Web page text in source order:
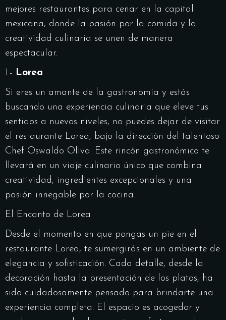
mejores restaurantes para cenar en la capital
mexicana, donde la pasión por la comida y la
creatividad culinaria se unen de manera
espectacular.
1.- Lorea
Si eres un amante de la gastronomía y estás
buscando una experiencia culinaria que eleve tus
sentidos a nuevos niveles, no puedes dejar de visitar
el restaurante Lorea, bajo la dirección del talentoso
Chef Oswaldo Oliva. Este rincón gastronómico te
llevará en un viaje culinario único que combina
creatividad, ingredientes excepcionales y una
pasión innegable por la cocina.
El Encanto de Lorea
Desde el momento en que pongas un pie en el
restaurante Lorea, te sumergirás en un ambiente de
elegancia y sofisticación. Cada detalle, desde la
decoración hasta la presentación de los platos, ha
sido cuidadosamente pensado para brindarte una
experiencia completa. El espacio es acogedor y